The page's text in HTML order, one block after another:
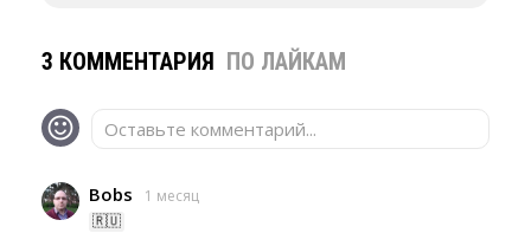
3 КОММЕНТАРИЯ ПО ЛАЙКАМ
Оставьте комментарий...
Bobs
1 месяц
🇷🇺